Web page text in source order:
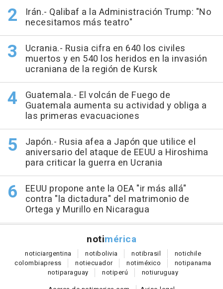
Irán.- Qalibaf a la Administración Trump: "No
necesitamos más teatro"
Ucrania.- Rusia cifra en 640 los civiles
muertos y en 540 los heridos en la invasión
ucraniana de la región de Kursk
Guatemala.- El volcán de Fuego de
Guatemala aumenta su actividad y obliga a
las primeras evacuaciones
Japón.- Rusia afea a Japón que utilice el
aniversario del ataque de EEUU a Hiroshima
para criticar la guerra en Ucrania
EEUU propone ante la OEA "ir más allá"
contra "la dictadura" del matrimonio de
Ortega y Murillo en Nicaragua
notimérica
noticiargentina notibolivia notibrasil notichile
colombiapress notiecuador notiméxico notipanama
notiparaguay notiperú notiuruguay